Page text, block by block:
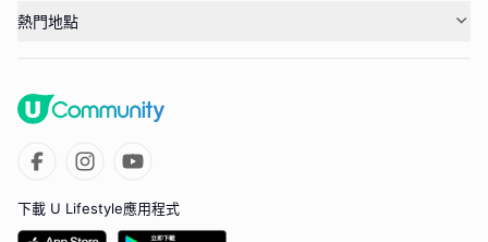
熱門地點
下載 U Lifestyle應用程式